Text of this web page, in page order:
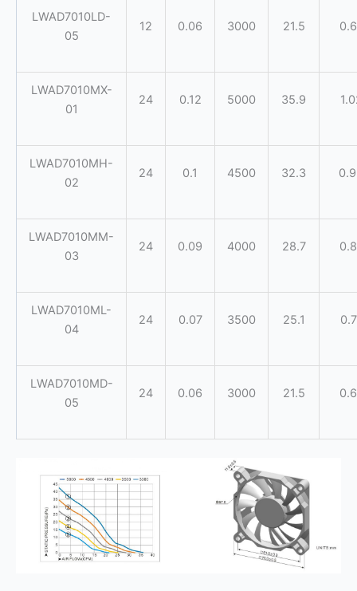
LWAD7010LD-
05
12 0.06 3000 21.5
LWAD7010MX-
01
24 0.12 5000 35.9
LWAD7010MH-
02
24 0.1 4500 32.3
LWAD7010MM-
03
24 0.09 4000 28.7
LWAD7010ML-
04
24 0.07 3500 25.1
LWAD7010MD-
05
24 0.06 3000 21.5